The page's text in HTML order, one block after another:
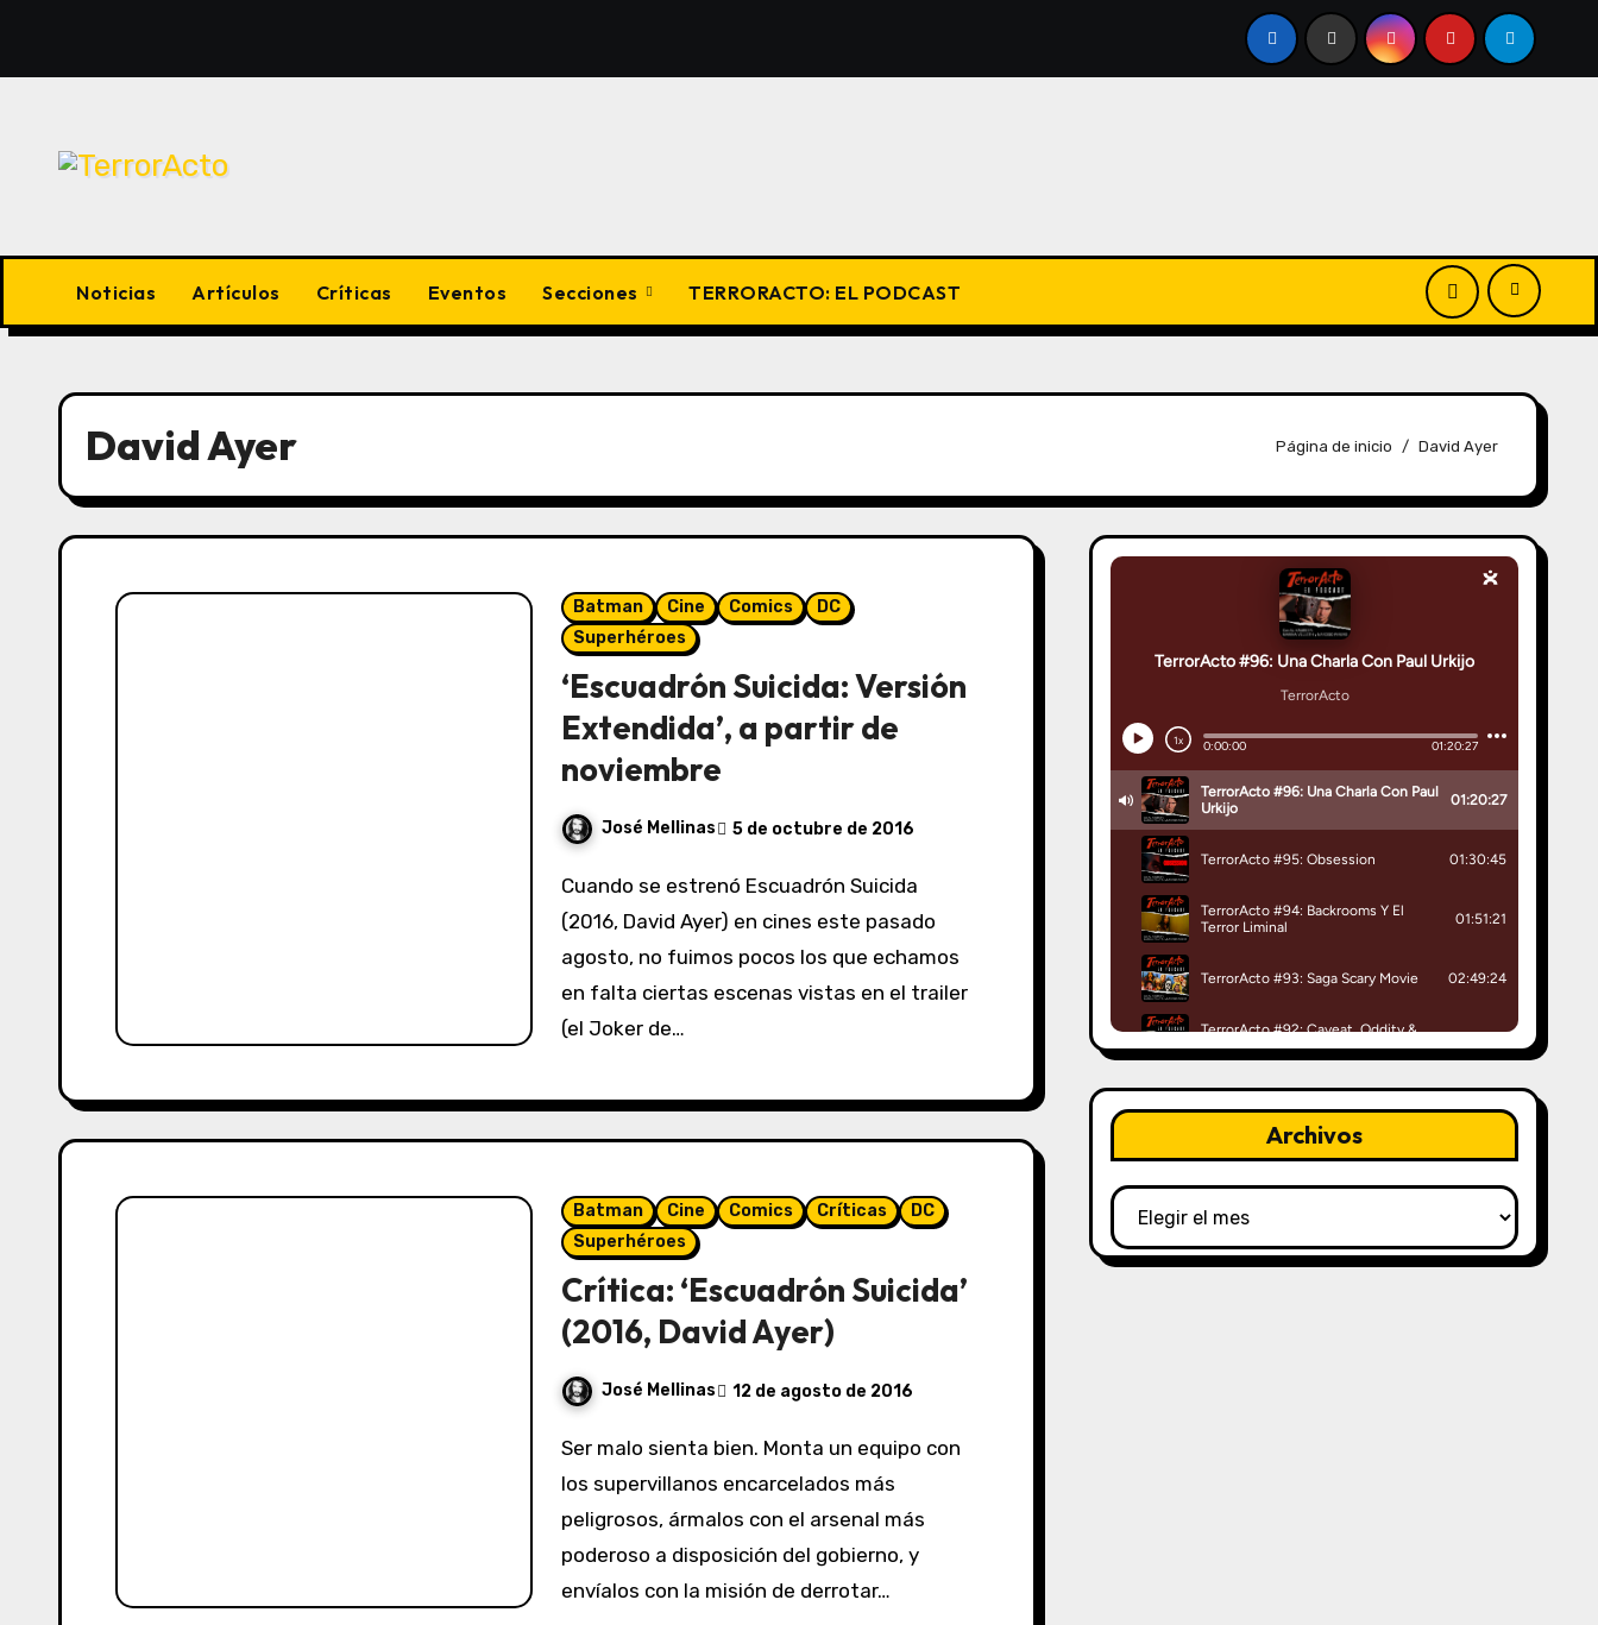
contenido
Noticias Artículos Críticas Eventos Secciones TERRORACTO: EL PODCAST
David Ayer Página de inicio David Ayer
Batman Cine Comics
DC
Superhéroes
‘Escuadrón Suicida: Versión
Extendida’, a partir de
noviembre
José Mellinas 5 de octubre de 2016
Cuando se estrenó Escuadrón Suicida
(2016, David Ayer) en cines este pasado
agosto, no fuimos pocos los que echamos
en falta ciertas escenas vistas en el trailer
(el Joker de…
Batman Cine Comics Críticas
DC
Superhéroes
Crítica: ‘Escuadrón Suicida’
(2016, David Ayer)
José Mellinas 12 de agosto de 2016
Ser malo sienta bien. Monta un equipo con
los supervillanos encarcelados más
peligrosos, ármalos con el arsenal más
poderoso a disposición del gobierno, y
envíalos con la misión de derrotar…
Archivos
Archivos